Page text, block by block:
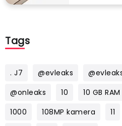
Tags
. J7 @evleaks
@onleaks
10 10 GB RAM
1000
108MP kamera 11